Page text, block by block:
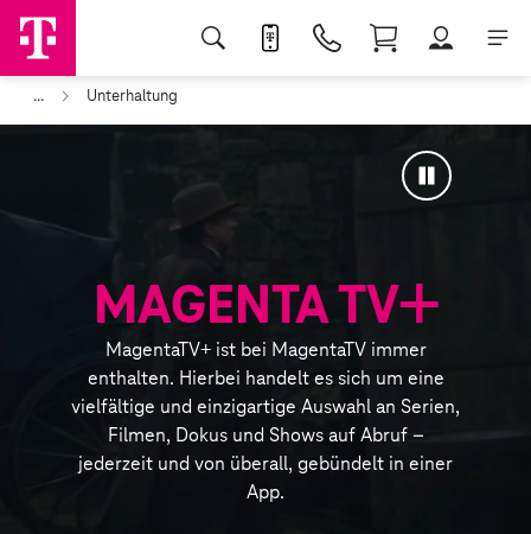
... Unterhaltung
Animation
Inhalte:
verschiedenen
Dokumentationen
MagentaTV
MAGENTA TV+
MagentaTV+ ist bei MagentaTV immer
enthalten. Hierbei handelt es sich um eine
vielfältige und einzigartige Auswahl an Serien,
Filmen, Dokus und Shows auf Abruf –
jederzeit und von überall, gebündelt in einer
App.